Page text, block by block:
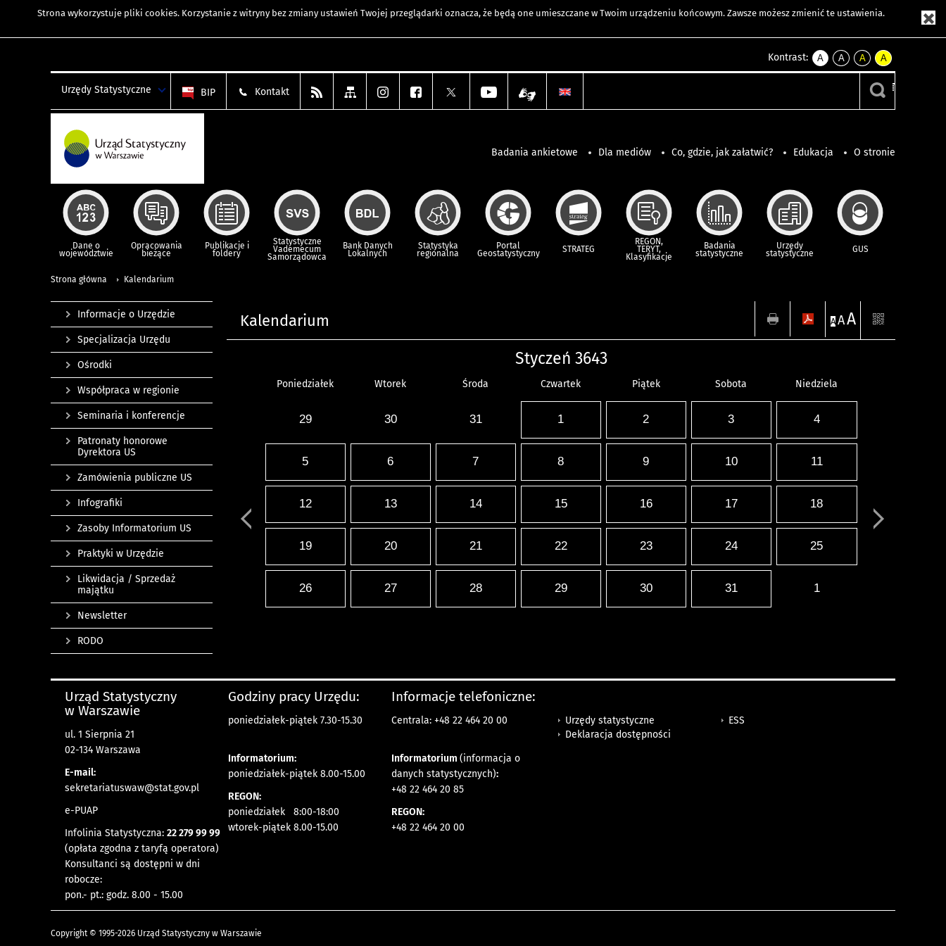
Strona wykorzystuje pliki cookies. Korzystanie z witryny bez zmiany ustawień Twojej przeglądarki oznacza, że będą one umieszczane w Twoim urządzeniu końcowym. Zawsze możesz zmienić te ustawienia.
Kontrast:
A
kontrast
A
kontrast
czarnym
A
kontrast
żółty
tekst
czarnym
A
kontrast
czarny
tekst
żółtym
Urzędy Statystyczne BIP Kontakt
Badania ankietowe Dla mediów Co, gdzie, jak załatwić? Edukacja O stronie
Dane o
województwie
Opracowania
bieżące
Publikacje i
foldery
Statystyczne
Vademecum
Samorządowca
Bank Danych
Lokalnych
Statystyka
regionalna
Portal
Geostatystyczny STRATEG
REGON,
TERYT,
Klasyfikacje
Badania
statystyczne
Urzędy
statystyczne GUS
Strona główna Kalendarium
Kalendarium A AA
Styczeń 3643
Poniedziałek Wtorek Środa Czwartek Piątek Sobota Niedziela
29 30 31 1 2 3 4
5 6 7 8 9 10 11
12 13 14 15 16 17 18
19 20 21 22 23 24 25
26 27 28 29 30 31 1
Informacje o Urzędzie
Specjalizacja Urzędu
Ośrodki
Współpraca w regionie
Seminaria i konferencje
Patronaty honorowe
Dyrektora US
Zamówienia publiczne US
Infografiki
Zasoby Informatorium US
Praktyki w Urzędzie
Likwidacja / Sprzedaż
majątku
Newsletter
RODO
Urząd Statystyczny
w Warszawie
ul. 1 Sierpnia 21
02-134 Warszawa
E-mail:
sekretariatuswaw@stat.gov.pl
e-PUAP
Infolinia Statystyczna: 22 279 99 99
(opłata zgodna z taryfą operatora)
Konsultanci są dostępni w dni
robocze:
pon.- pt.: godz. 8.00 - 15.00
Godziny pracy Urzędu:
poniedziałek-piątek 7.30-15.30
Informatorium:
poniedziałek-piątek 8.00-15.00
REGON:
poniedziałek 8:00-18:00
wtorek-piątek 8.00-15.00
Informacje telefoniczne:
Centrala: +48 22 464 20 00
Informatorium (informacja o
danych statystycznych):
+48 22 464 20 85
REGON:
+48 22 464 20 00
Urzędy statystyczne
Deklaracja dostępności
ESS
Copyright © 1995-2026 Urząd Statystyczny w Warszawie